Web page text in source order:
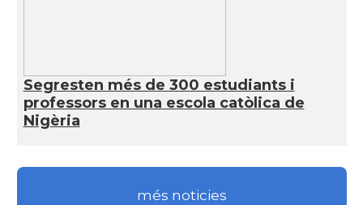
Segresten més de 300 estudiants i
professors en una escola catòlica de
Nigèria
més noticies